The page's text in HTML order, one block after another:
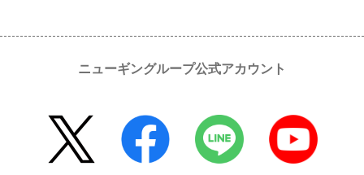
ニューギングループ公式アカウント